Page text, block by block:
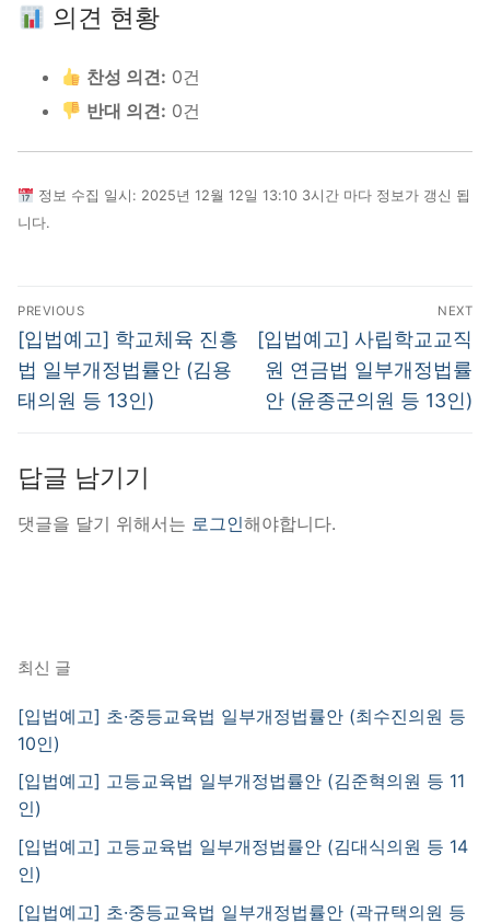
의견 현황
찬성 의견: 0건
반대 의견: 0건
정보 수집 일시: 2025년 12월 12일 13:10 3시간 마다 정보가 갱신 됩
니다.
글
탐
색
PREVIOUS
Previous
post:
[입법예고] 학교체육 진흥
법 일부개정법률안 (김용
태의원 등 13인)
NEXT
Next
post:
[입법예고] 사립학교교직
원 연금법 일부개정법률
안 (윤종군의원 등 13인)
답글 남기기
댓글을 달기 위해서는 로그인해야합니다.
최신 글
[입법예고] 초·중등교육법 일부개정법률안 (최수진의원 등
10인)
[입법예고] 고등교육법 일부개정법률안 (김준혁의원 등 11
인)
[입법예고] 고등교육법 일부개정법률안 (김대식의원 등 14
인)
[입법예고] 초·중등교육법 일부개정법률안 (곽규택의원 등